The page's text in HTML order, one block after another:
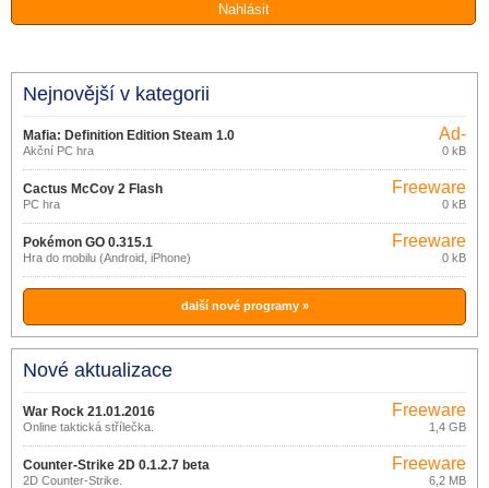
Nejnovější v kategorii
Mafia: Definition Edition Steam 1.0
Akční PC hra
Ad-
supported
0 kB
Cactus McCoy 2 Flash
PC hra
Freeware
0 kB
Pokémon GO 0.315.1
Hra do mobilu (Android, iPhone)
Freeware
0 kB
další nové programy »
Nové aktualizace
War Rock 21.01.2016
Online taktická střílečka.
Freeware
1,4 GB
Counter-Strike 2D 0.1.2.7 beta
2D Counter-Strike.
Freeware
6,2 MB